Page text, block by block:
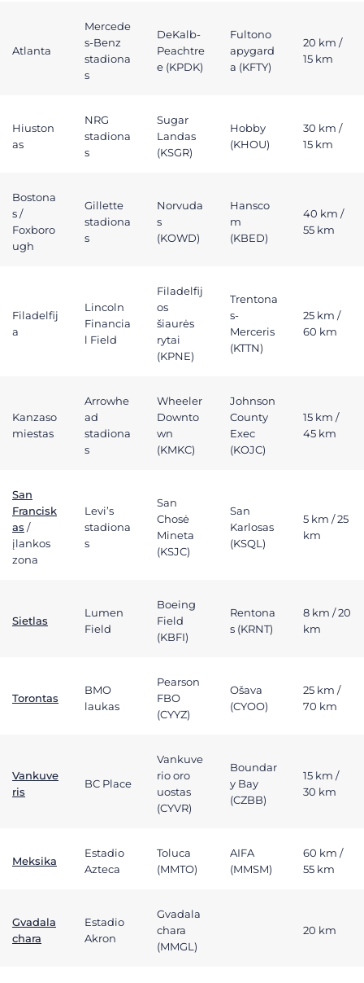
Atlanta
Mercede
s-Benz
stadiona
s
DeKalb-
Peachtre
e (KPDK)
Fultono
apygard
a (KFTY)
20 km /
15 km
Hiuston
as
NRG
stadiona
s
Sugar
Landas
(KSGR)
Hobby
(KHOU)
30 km /
15 km
Bostona
s /
Foxboro
ugh
Gillette
stadiona
s
Norvuda
s
(KOWD)
Hansco
m
(KBED)
40 km /
55 km
Filadelfij
a
Lincoln
Financia
l Field
Filadelfij
os
šiaurės
rytai
(KPNE)
Trentona
s-
Merceris
(KTTN)
25 km /
60 km
Kanzaso
miestas
Arrowhe
ad
stadiona
s
Wheeler
Downto
wn
(KMKC)
Johnson
County
Exec
(KOJC)
15 km /
45 km
San
Francisk
as /
įlankos
zona
Levi’s
stadiona
s
San
Chosė
Mineta
(KSJC)
San
Karlosas
(KSQL)
5 km / 25
km
Sietlas
Lumen
Field
Boeing
Field
(KBFI)
Rentona
s (KRNT)
8 km / 20
km
Torontas
BMO
laukas
Pearson
FBO
(CYYZ)
Ošava
(CYOO)
25 km /
70 km
Vankuve
ris
BC Place
Vankuve
rio oro
uostas
(CYVR)
Boundar
y Bay
(CZBB)
15 km /
30 km
Meksika
Estadio
Azteca
Toluca
(MMTO)
AIFA
(MMSM)
60 km /
55 km
Gvadala
chara
Estadio
Akron
Gvadala
chara
(MMGL)
20 km